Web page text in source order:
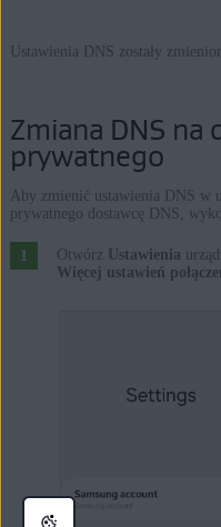
Dostawca serwera
Cloudflare 1.1.1.1.
Ustawienia DNS zostały
Zmiana DNS na
prywatnego
Aby zmienić ustawienia DNS w
prywatnego dostawcę DNS,
Otwórz Ustawienia
Więcej ustawień